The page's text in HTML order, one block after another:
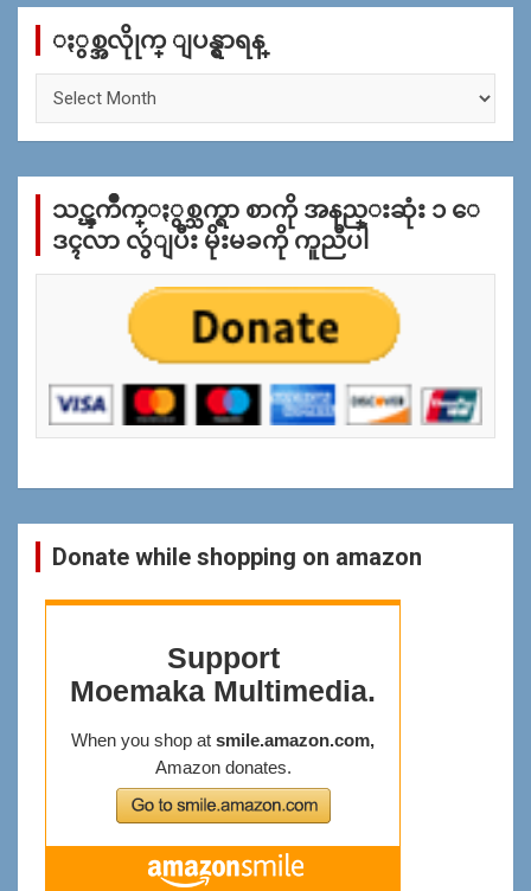
c
ႏွစ္အလိုုက္ ျပန္ရွာရန္
က္
န္
သင္ၾကိဳက္ႏွစ္သက္ရာ စာကို အနည္းဆုံး ၁ ေ
ဒၚလာ လွဴျပီး မိုးမခကို ကူညီပါ
Donate while shopping on amazon